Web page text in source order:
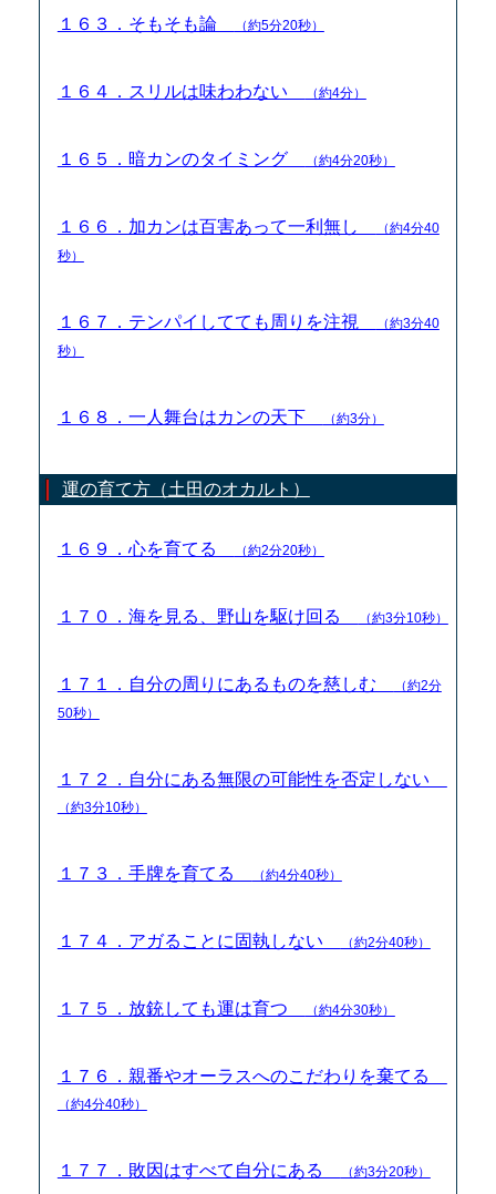
１６３．そもそも論 （約5分20秒）
１６４．スリルは味わわない （約4分）
１６５．暗カンのタイミング （約4分20秒）
１６６．加カンは百害あって一利無し
（約4分40
秒）
１６７．テンパイしてても周りを注視
（約3分40
秒）
１６８．一人舞台はカンの天下 （約3分）
運の育て方（土田のオカルト）
１６９．心を育てる （約2分20秒）
１７０．海を見る、野山を駆け回る （約3分10秒）
１７１．自分の周りにあるものを慈しむ
（約2分
50秒）
１７２．自分にある無限の可能性を否定しない
（約3分10秒）
１７３．手牌を育てる （約4分40秒）
１７４．アガることに固執しない （約2分40秒）
１７５．放銃しても運は育つ （約4分30秒）
１７６．親番やオーラスへのこだわりを棄てる
（約4分40秒）
１７７．敗因はすべて自分にある （約3分20秒）